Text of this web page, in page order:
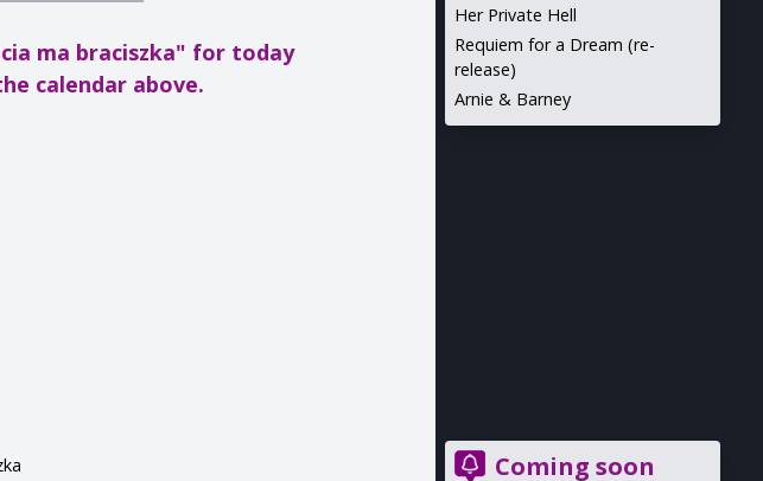
ma braciszka" for today
calendar above.
Her Private Hell
Requiem for a Dream (re-
release)
Arnie & Barney
Coming soon